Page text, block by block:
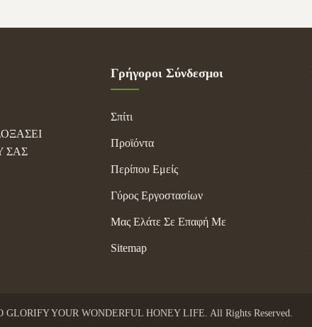
ΣΑΣ
Γρήγοροι Σύνδεσμοι
Σπίτι
Προϊόντα
Περίπου Εμείς
Γύρος Εργοστασίων
Μας Ελάτε Σε Επαφή Με
Sitemap
YOUR WONDERFUL HONEY LIFE. All Rights Reserved.